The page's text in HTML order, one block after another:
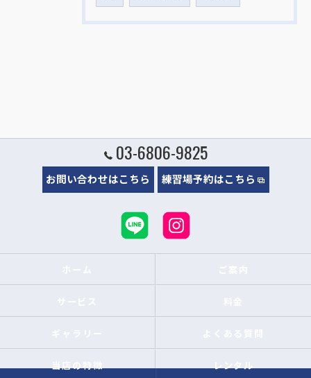
03-6806-9825
お問い合わせはこちら 練習場予約はこちら
当店の特徴 レンタル